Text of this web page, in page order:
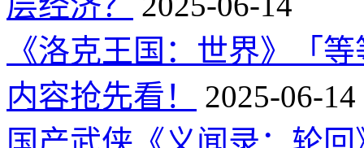
《洛克王国：世界》「
内容抢先看！
2025-06-14